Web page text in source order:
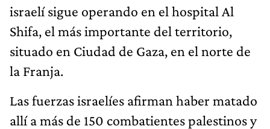
israelí sigue operando en el hospital Al
Shifa, el más importante del territorio,
situado en Ciudad de Gaza, en el norte de
la Franja.
Las fuerzas israelíes afirman haber matado
allí a más de 150 combatientes palestinos y